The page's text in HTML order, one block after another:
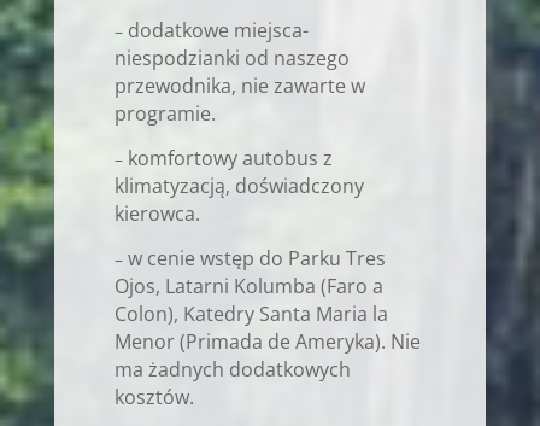
– dodatkowe miejsca-
niespodzianki od naszego
przewodnika, nie zawarte w
programie.
– komfortowy autobus z
klimatyzacją, doświadczony
kierowca.
– w cenie wstęp do Parku Tres
Ojos, Latarni Kolumba (Faro a
Colon), Katedry Santa Maria la
Menor (Primada de Ameryka). Nie
ma żadnych dodatkowych
kosztów.